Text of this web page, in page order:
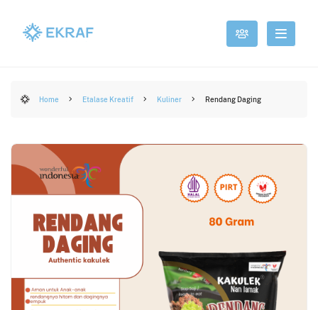
Home Etalase Kreatif Kuliner Rendang Daging